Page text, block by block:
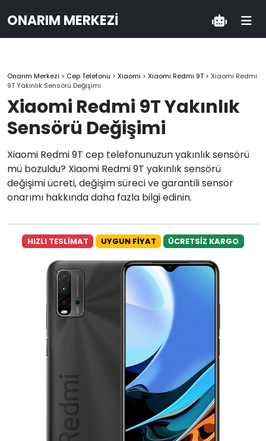
ONARIM MERKEZI
Onarım Merkezi > Cep Telefonu > Xiaomi > Xiaomi Redmi 9T > Xiaomi Redmi
9T Yakınlık Sensörü Değişimi
Xiaomi Redmi 9T Yakınlık
Sensörü Değişimi
Xiaomi Redmi 9T cep telefonunuzun yakınlık sensörü
mü bozuldu? Xiaomi Redmi 9T yakınlık sensörü
değişimi ücreti, değişim süreci ve garantili sensör
onarımı hakkında daha fazla bilgi edinin.
HIZLI TESLİMAT UYGUN FİYAT ÜCRETSİZ KARGO